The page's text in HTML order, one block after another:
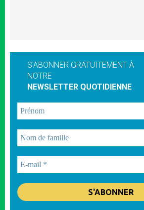
S'ABONNER GRATUITEMENT À
NOTRE
NEWSLETTER QUOTIDIENNE